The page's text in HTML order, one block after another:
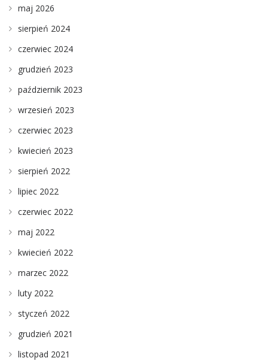
maj 2026
sierpień 2024
czerwiec 2024
grudzień 2023
październik 2023
wrzesień 2023
czerwiec 2023
kwiecień 2023
sierpień 2022
lipiec 2022
czerwiec 2022
maj 2022
kwiecień 2022
marzec 2022
luty 2022
styczeń 2022
grudzień 2021
listopad 2021